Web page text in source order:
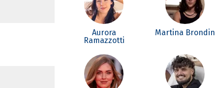
Aurora
Ramazzotti
Martina Brondin